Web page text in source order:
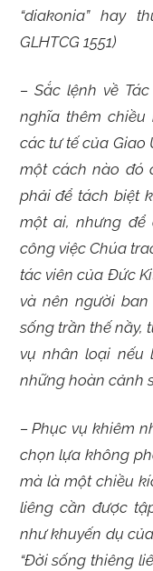
“diakonia” hay
GLHTCG 1551)
– Sắc lệnh về
nghĩa thêm chiều
các tư tế của Giao
một cách nào đó
phải để tách biệt
một ai, nhưng để
công việc Chúa
tác viên của Đức
và nên người
sống trần thế nầy,
vụ nhân loại nếu
những hoàn cảnh
– Phục vụ khiêm
chọn lựa không
mà là một chiều
liêng cần được
như khuyến dụ
“Đời sống thiêng